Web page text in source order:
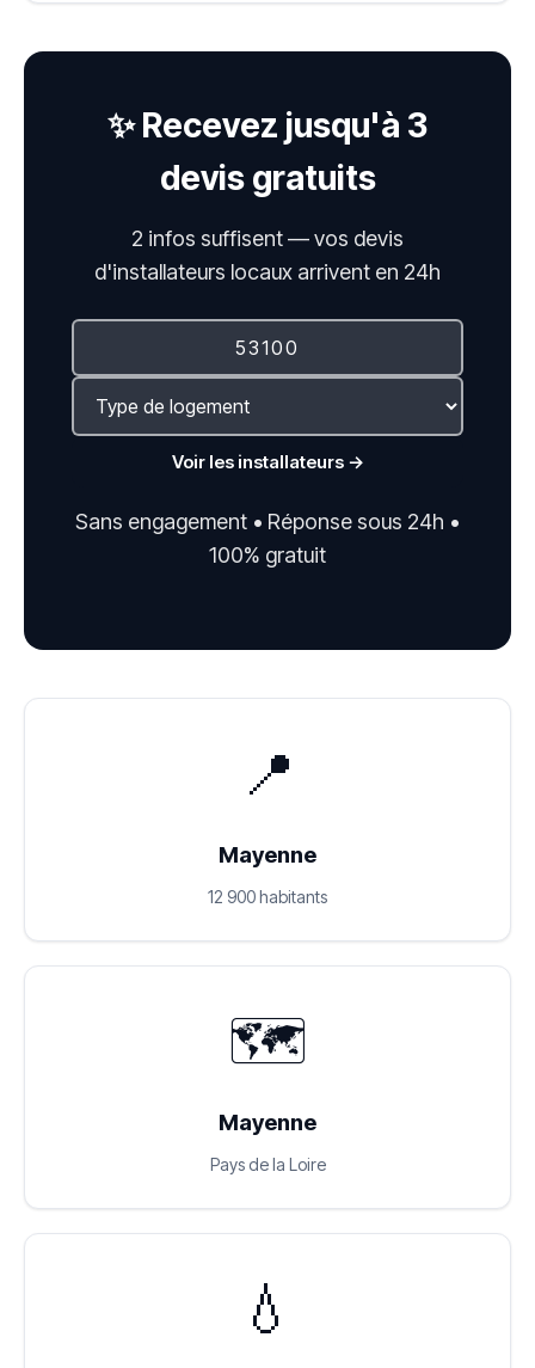
✨ Recevez jusqu'à 3
devis gratuits
2 infos suffisent — vos devis
d'installateurs locaux arrivent en 24h
Voir les installateurs →
Sans engagement • Réponse sous 24h •
100% gratuit
📍
Mayenne
12 900 habitants
🗺️
Mayenne
Pays de la Loire
💧